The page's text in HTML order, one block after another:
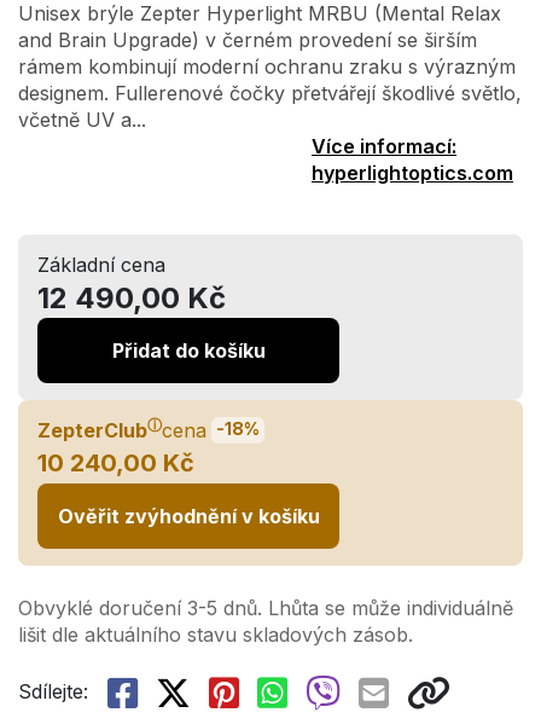
Unisex brýle Zepter Hyperlight MRBU (Mental Relax
and Brain Upgrade) v černém provedení se širším
rámem kombinují moderní ochranu zraku s výrazným
designem. Fullerenové čočky přetvářejí škodlivé světlo,
včetně UV a...
Více informací:
hyperlightoptics.com
Základní cena
12 490,00 Kč
Přidat do košíku
ZepterClubⓘcena -18%
10 240,00 Kč
Ověřit zvýhodnění v košíku
Obvyklé doručení 3-5 dnů. Lhůta se může individuálně
lišit dle aktuálního stavu skladových zásob.
Sdílejte: